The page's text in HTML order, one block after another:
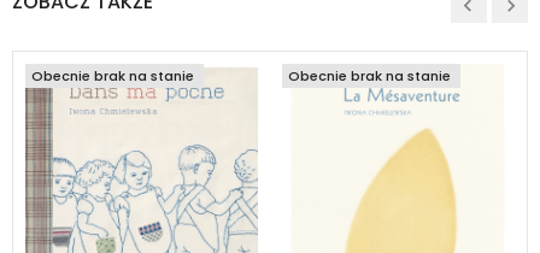
Obecnie brak na stanie Obecnie brak na stanie